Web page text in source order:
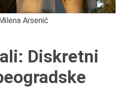
Arsenić
Diskretni